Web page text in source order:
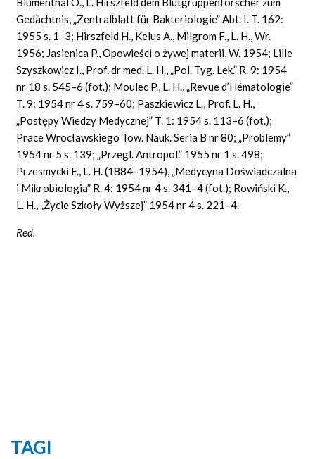
Gedächtnis, „Zentralblatt für Bakteriologie” Abt. I. T. 162:
1955 s. 1–3; Hirszfeld H., Kelus A., Milgrom F., L. H., Wr.
1956; Jasienica P., Opowieści o żywej materii, W. 1954; Lille
Szyszkowicz I., Prof. dr med. L. H., „Pol. Tyg. Lek.” R. 9: 1954
nr 18 s. 545–6 (fot.); Moulec P., L. H., „Revue d’Hématologie”
T. 9: 1954 nr 4 s. 759–60; Paszkiewicz L., Prof. L. H.,
„Postępy Wiedzy Medycznej” T. 1: 1954 s. 113–6 (fot.);
Prace Wrocławskiego Tow. Nauk. Seria B nr 80; „Problemy”
1954 nr 5 s. 139; „Przegl. Antropol.” 1955 nr 1 s. 498;
Przesmycki F., L. H. (1884–1954), „Medycyna Doświadczalna
i Mikrobiologia” R. 4: 1954 nr 4 s. 341–4 (fot.); Rowiński K.,
L. H., „Życie Szkoły Wyższej” 1954 nr 4 s. 221–4.
Red.
TAGI